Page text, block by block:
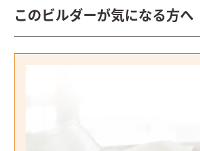
このビルダーが気になる方へ